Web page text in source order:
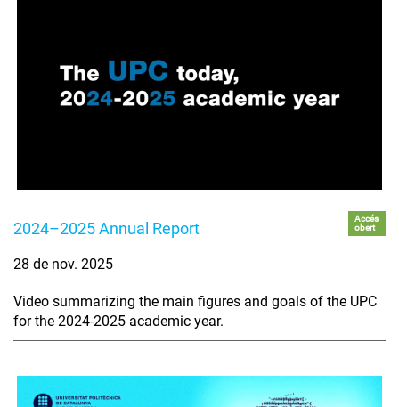
2024–2025 Annual Report
Accés
obert
28 de nov. 2025
Video summarizing the main figures and goals of the UPC
for the 2024-2025 academic year.